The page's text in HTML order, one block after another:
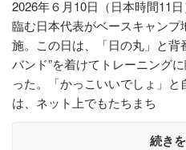
2026年６月10日（日本時間11日
臨む日本代表がベースキャン
施。この日は、「日の丸」と背
バンド”を着けてトレーニング
った。「かっこいいでしょ」
は、ネット上でもたちまち
続き